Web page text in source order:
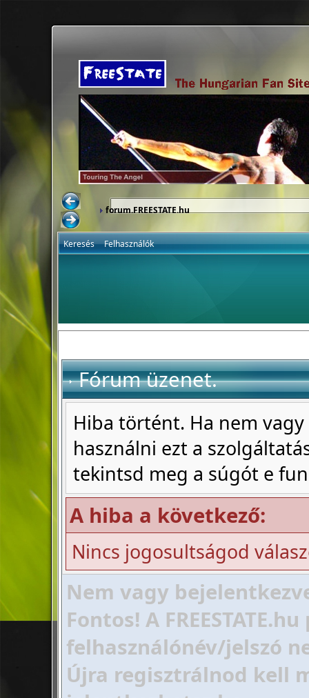
forum.FREESTATE.hu
Keresés Felhasználók
Fórum üzenet.
Hiba történt. Ha nem
használni ezt a
tekintsd meg a súgót e
A hiba a következő:
Nincs jogosultságod
Nem vagy
Fontos! A
felhasználónév/jelszó
Újra regisztrálnod kell